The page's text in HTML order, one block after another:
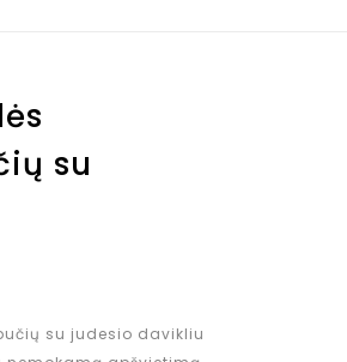
su
su judesio davikliu